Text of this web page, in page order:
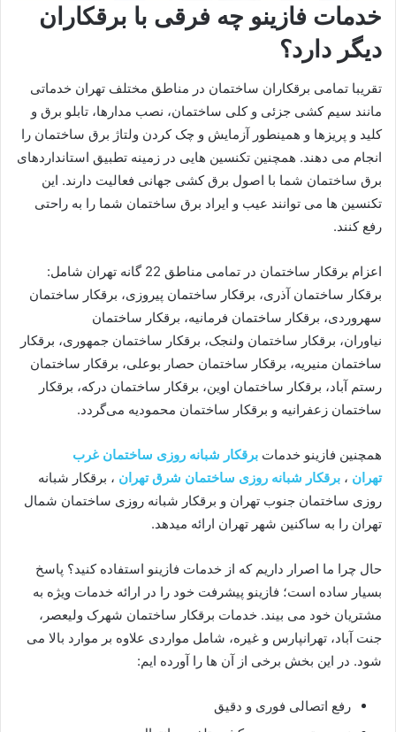
خدمات فازینو چه فرقی با برقکاران
دیگر دارد؟
تقریبا تمامی برقکاران ساختمان در مناطق مختلف تهران خدماتی
مانند سیم کشی جزئی و کلی ساختمان، نصب مدارها، تابلو برق و
کلید و پریزها و همینطور آزمایش و چک کردن ولتاژ برق ساختمان را
انجام می دهند. همچنین تکنسین هایی در زمینه تطبیق استانداردهای
برق ساختمان شما با اصول برق کشی جهانی فعالیت دارند. این
تکنسین ها می توانند عیب و ایراد برق ساختمان شما را به راحتی
رفع کنند.
اعزام برقکار ساختمان در تمامی مناطق 22 گانه تهران شامل:
برقکار ساختمان آذری، برقکار ساختمان پیروزی، برقکار ساختمان
سهروردی، برقکار ساختمان فرمانیه، برقکار ساختمان
نیاوران، برقکار ساختمان ولنجک، برقکار ساختمان جمهوری، برقکار
ساختمان منیریه، برقکار ساختمان حصار بوعلی، برقکار ساختمان
رستم آباد، برقکار ساختمان اوین، برقکار ساختمان درکه، برقکار
ساختمان زعفرانیه و برقکار ساختمان محمودیه می‌گردد.
همچنین فازینو خدمات برقکار شبانه روزی ساختمان غرب
تهران ، برقکار شبانه روزی ساختمان شرق تهران ، برقکار شبانه
روزی ساختمان جنوب تهران و برقکار شبانه روزی ساختمان شمال
تهران را به ساکنین شهر تهران ارائه میدهد.
حال چرا ما اصرار داریم که از خدمات فازینو استفاده کنید؟ پاسخ
بسیار ساده است؛ فازینو پیشرفت خود را در ارائه خدمات ویژه به
مشتریان خود می بیند. خدمات برقکار ساختمان شهرک ولیعصر،
جنت آباد، تهرانپارس و غیره، شامل مواردی علاوه بر موارد بالا می
شود. در این بخش برخی از آن ها را آورده ایم:
رفع اتصالی فوری و دقیق